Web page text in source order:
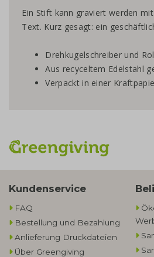
Ein Stift kann graviert werden
Text. Kurz gesagt: ein
Drehkugelschreiber und
Aus recyceltem Edelstahl
Verpackt in einer
Kundenservice
FAQ
Bestellung und Bezahlung
Anlieferung Druckdateien
Über Greengiving